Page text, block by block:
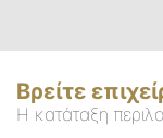
Βρείτε
Η κατάταξη